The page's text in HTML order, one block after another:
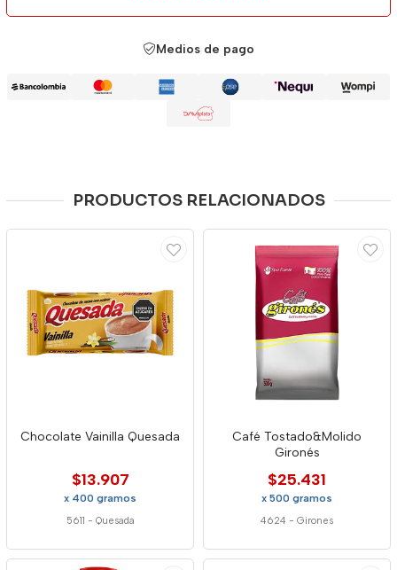
Medios de pago
PRODUCTOS RELACIONADOS
Chocolate Vainilla Quesada
$13.907
x 400 gramos
5611 - Quesada
Café Tostado&Molido
Gironés
$25.431
x 500 gramos
4624 - Girones